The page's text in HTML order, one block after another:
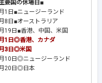
要国の休場日■
1日■ニュージーランド
8日■オーストラリア
19日■香港、中国、米国
1日◎香港、カナダ
3日◎米国
10日◎ニュージーランド
20日◎日本